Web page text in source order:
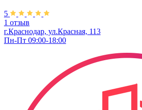
5
1 отзыв
г.Краснодар, ул.Красная, 113
Пн-Пт 09:00-18:00